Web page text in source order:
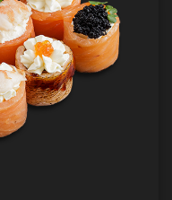
Состав:
черной икрой Тобико
икрой 2шт., Гункан с
с икрой Масаго 2шт.